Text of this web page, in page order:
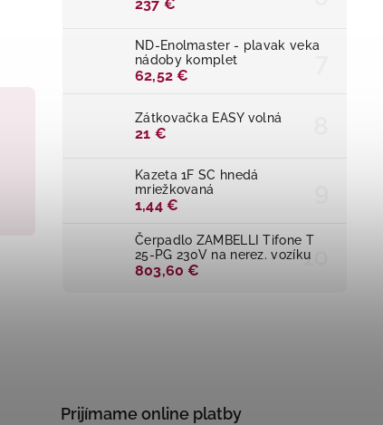
237 €
ND-Enolmaster - plavak veka
nádoby komplet
62,52 €
Zátkovačka EASY volná
21 €
Kazeta 1F SC hnedá
mriežkovaná
1,44 €
Čerpadlo ZAMBELLI Tifone T
25-PG 230V na nerez. vozíku
803,60 €
Prijímame online platby